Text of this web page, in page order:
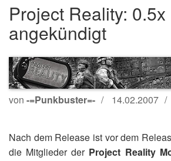
Project Reality:
angekündigt
von -=Punkbuster=- 14.02.2007
Nach dem Release ist vor dem
die Mitglieder der Project Reality